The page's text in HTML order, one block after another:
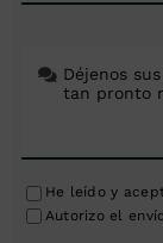
He leído y
Autorizo el